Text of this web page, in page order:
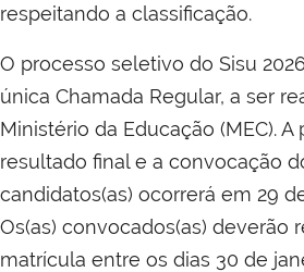
respeitando a classificação.
O processo seletivo do Sisu
única Chamada Regular, a ser
Ministério da Educação (MEC).
resultado final e a convocação
candidatos(as) ocorrerá em 29
Os(as) convocados(as) deverão
matrícula entre os dias 30 de